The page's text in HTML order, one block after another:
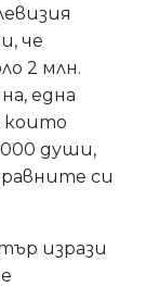
че
2 млн.
една
които
000 души,
си
изрази